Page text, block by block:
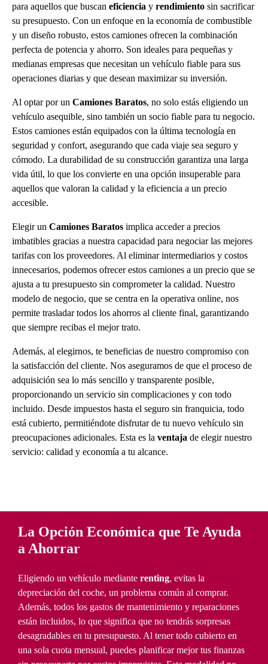
para aquellos que buscan eficiencia y rendimiento sin sacrificar
su presupuesto. Con un enfoque en la economía de combustible
y un diseño robusto, estos camiones ofrecen la combinación
perfecta de potencia y ahorro. Son ideales para pequeñas y
medianas empresas que necesitan un vehículo fiable para sus
operaciones diarias y que desean maximizar su inversión.
Al optar por un Camiones Baratos, no solo estás eligiendo un
vehículo asequible, sino también un socio fiable para tu negocio.
Estos camiones están equipados con la última tecnología en
seguridad y confort, asegurando que cada viaje sea seguro y
cómodo. La durabilidad de su construcción garantiza una larga
vida útil, lo que los convierte en una opción insuperable para
aquellos que valoran la calidad y la eficiencia a un precio
accesible.
Elegir un Camiones Baratos implica acceder a precios
imbatibles gracias a nuestra capacidad para negociar las mejores
tarifas con los proveedores. Al eliminar intermediarios y costos
innecesarios, podemos ofrecer estos camiones a un precio que se
ajusta a tu presupuesto sin comprometer la calidad. Nuestro
modelo de negocio, que se centra en la operativa online, nos
permite trasladar todos los ahorros al cliente final, garantizando
que siempre recibas el mejor trato.
Además, al elegirnos, te beneficias de nuestro compromiso con
la satisfacción del cliente. Nos aseguramos de que el proceso de
adquisición sea lo más sencillo y transparente posible,
proporcionando un servicio sin complicaciones y con todo
incluido. Desde impuestos hasta el seguro sin franquicia, todo
está cubierto, permitiéndote disfrutar de tu nuevo vehículo sin
preocupaciones adicionales. Esta es la ventaja de elegir nuestro
servicio: calidad y economía a tu alcance.
La Opción Económica que Te Ayuda
a Ahorrar
Eligiendo un vehículo mediante renting, evitas la
depreciación del coche, un problema común al comprar.
Además, todos los gastos de mantenimiento y reparaciones
están incluidos, lo que significa que no tendrás sorpresas
desagradables en tu presupuesto. Al tener todo cubierto en
una sola cuota mensual, puedes planificar mejor tus finanzas